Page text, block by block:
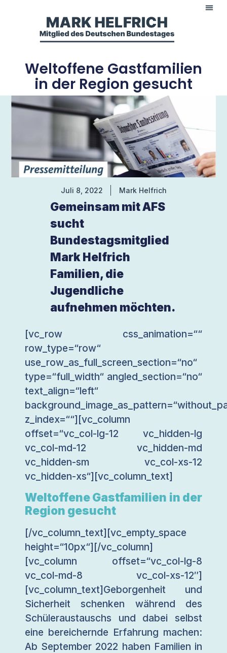
Weltoffene Gastfamilien
in der Region gesucht
Juli 8, 2022 Mark Helfrich
Gemeinsam mit AFS
sucht
Bundestagsmitglied
Mark Helfrich
Familien, die
Jugendliche
aufnehmen möchten.
[vc_row css_animation=““
row_type=“row“
use_row_as_full_screen_section=“no“
type=“full_width“ angled_section=“no“
text_align=“left“
z_index=““][vc_column
offset=“vc_col-lg-12 vc_hidden-lg
vc_col-md-12 vc_hidden-md
vc_hidden-sm vc_col-xs-12
vc_hidden-xs“][vc_column_text]
Weltoffene Gastfamilien in der
Region gesucht
[/vc_column_text][vc_empty_space
height=“10px“][/vc_column]
[vc_column offset=“vc_col-lg-8
vc_col-md-8 vc_col-xs-12″]
[vc_column_text]Geborgenheit und
Sicherheit schenken während des
Schüleraustauschs und dabei selbst
eine bereichernde Erfahrung machen:
Ab September 2022 haben Familien in